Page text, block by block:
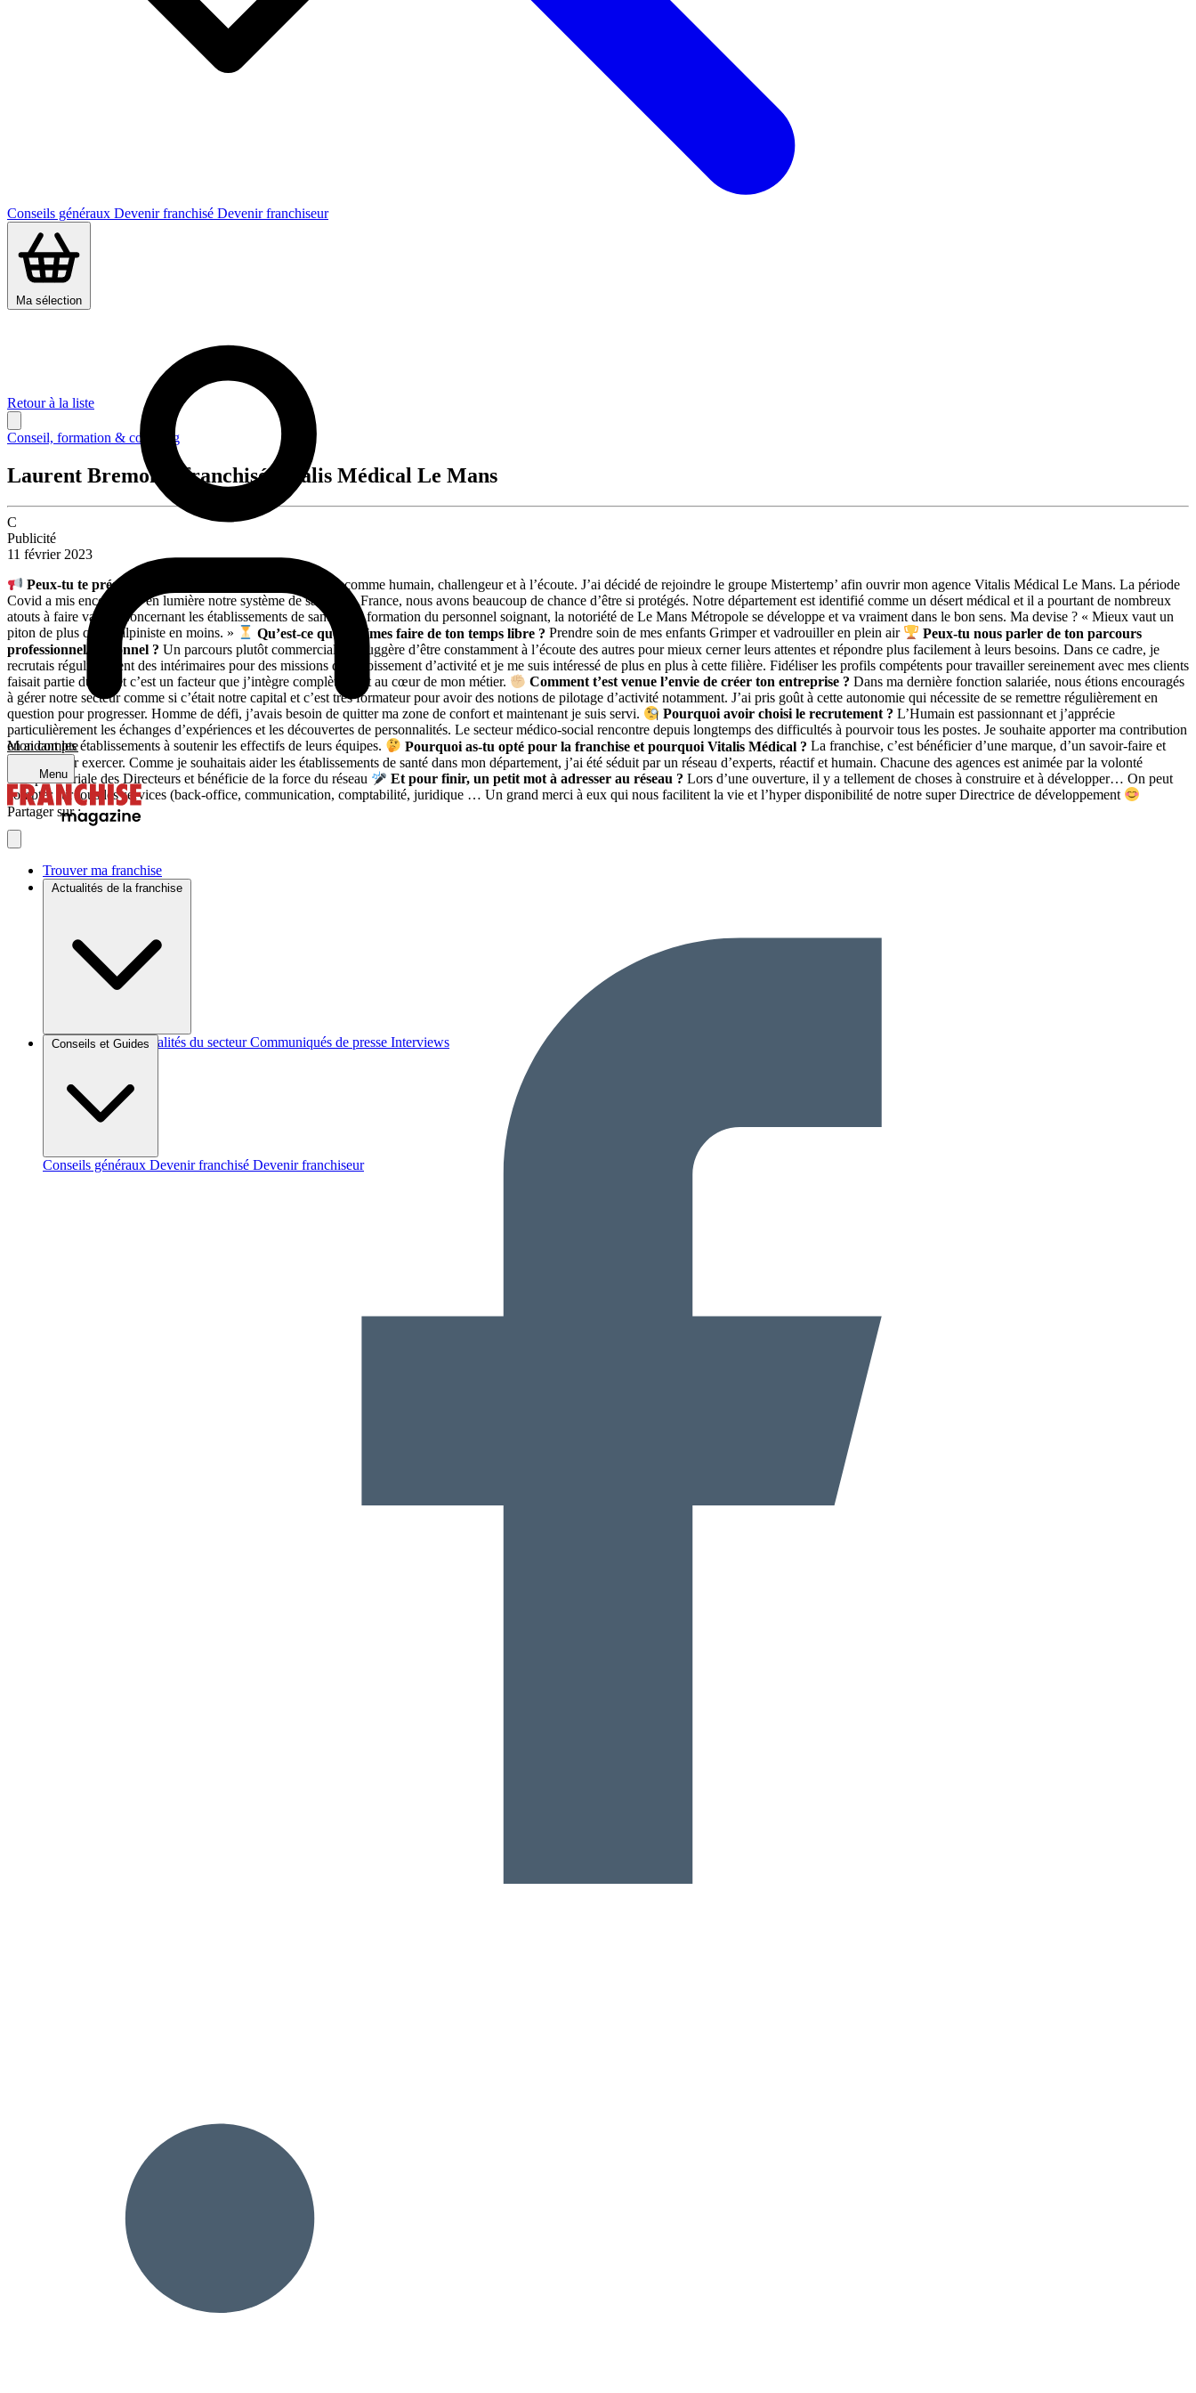
Conseils généraux Devenir franchisé Devenir franchiseur
Ma sélection
Mon compte
Menu
Trouver ma franchise
Actualités de la franchise
Brèves et actus Actualités du secteur Communiqués de presse Interviews
Conseils et Guides
Conseils généraux Devenir franchisé Devenir franchiseur
Retour à la liste
Conseil, formation & coaching
Laurent Bremond, franchisé Vitalis Médical Le Mans
C
Publicité
11 février 2023
Peux-tu te présenter ?
Je suis Laurent Bremond, décrit comme humain, challengeur et à l’écoute. J’ai décidé de rejoindre le groupe Mistertemp’ afin ouvrir mon agence Vitalis Médical Le Mans. La période
Covid a mis encore plus en lumière notre système de santé. En France, nous avons beaucoup de chance d’être si protégés. Notre département est identifié comme un désert médical et il a pourtant de nombreux
atouts à faire valoir. Concernant les établissements de santé et la formation du personnel soignant, la notoriété de Le Mans Métropole se développe et va vraiment dans le bon sens. Ma devise ? « Mieux vaut un
piton de plus qu’un alpiniste en moins. »
Qu’est-ce que tu aimes faire de ton temps libre ? Prendre soin de mes enfants Grimper et vadrouiller en plein air
Peux-tu nous parler de ton parcours
professionnel/personnel ? Un parcours plutôt commercial qui suggère d’être constamment à l’écoute des autres pour mieux cerner leurs attentes et répondre plus facilement à leurs besoins. Dans ce cadre, je
recrutais régulièrement des intérimaires pour des missions d’accroissement d’activité et je me suis intéressé de plus en plus à cette filière. Fidéliser les profils compétents pour travailler sereinement avec mes clients
faisait partie du jeu et c’est un facteur que j’intègre complètement au cœur de mon métier.
Comment t’est venue l’envie de créer ton entreprise ? Dans ma dernière fonction salariée, nous étions encouragés
à gérer notre secteur comme si c’était notre capital et c’est très formateur pour avoir des notions de pilotage d’activité notamment. J’ai pris goût à cette autonomie qui nécessite de se remettre régulièrement en
question pour progresser. Homme de défi, j’avais besoin de quitter ma zone de confort et maintenant je suis servi.
Pourquoi avoir choisi le recrutement ? L’Humain est passionnant et j’apprécie
particulièrement les échanges d’expériences et les découvertes de personnalités. Le secteur médico-social rencontre depuis longtemps des difficultés à pourvoir tous les postes. Je souhaite apporter ma contribution
en aidant les établissements à soutenir les effectifs de leurs équipes.
Pourquoi as-tu opté pour la franchise et pourquoi Vitalis Médical ? La franchise, c’est bénéficier d’une marque, d’un savoir-faire et
d’outils pour exercer. Comme je souhaitais aider les établissements de santé dans mon département, j’ai été séduit par un réseau d’experts, réactif et humain. Chacune des agences est animée par la volonté
entrepreneuriale des Directeurs et bénéficie de la force du réseau
Et pour finir, un petit mot à adresser au réseau ? Lors d’une ouverture, il y a tellement de choses à construire et à développer… On peut
compter sur tous les services (back-office, communication, comptabilité, juridique … Un grand merci à eux qui nous facilitent la vie et l’hyper disponibilité de notre super Directrice de développement
Partager sur :